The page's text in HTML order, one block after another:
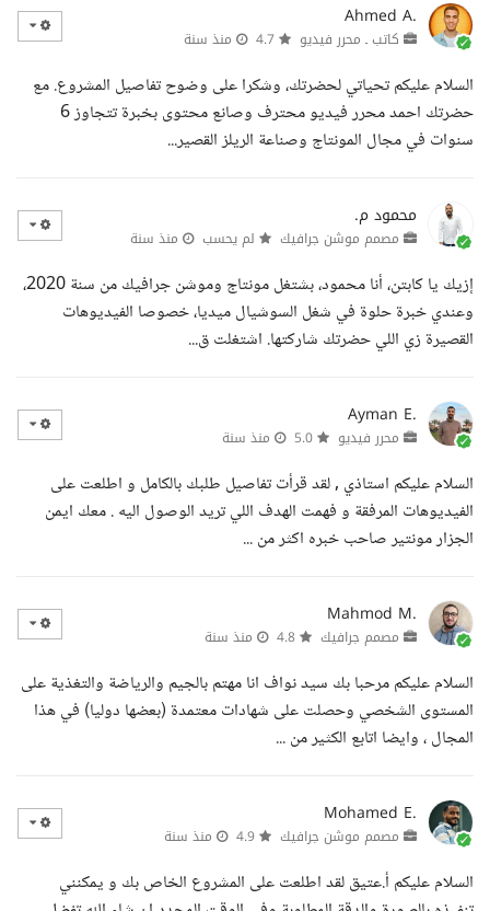
Ahmed A.
كاتب ـ محرر فيديو منذ سنة
السلام عليكم تحياتي لحضرتك، وشكرا على وضوح تفاصيل المشروع. مع
حضرتك احمد محرر فيديو محترف وصانع محتوى بخبرة تتجاوز 6
سنوات في مجال المونتاج وصناعة الريلز القصير...
محمود م.
مصمم موشن جرافيك لم يحسب منذ سنة
إزيك يا كابتن، أنا محمود، بشتغل مونتاج وموشن جرافيك من سنة 2020،
وعندي خبرة حلوة في شغل السوشيال ميديا، خصوصا الفيديوهات
القصيرة زي اللي حضرتك شاركتها. اشتغلت ق...
Ayman E.
محرر فيديو منذ سنة
السلام عليكم استاذي , لقد قرأت تفاصيل طلبك بالكامل و اطلعت على
الفيديوهات المرفقة و فهمت الهدف اللي تريد الوصول اليه . معك ايمن
الجزار مونتير صاحب خبره اكثر من ...
Mahmod M.
مصمم جرافيك منذ سنة
السلام عليكم مرحبا بك سيد نواف انا مهتم بالجيم والرياضة والتغذية على
المستوى الشخصي وحصلت على شهادات معتمدة (بعضها دوليا) في هذا
المجال ، وايضا اتابع الكثير من ...
Mohamed E.
مصمم موشن جرافيك منذ سنة
السلام عليكم أ.عتيق لقد اطلعت على المشروع الخاص بك و يمكنني